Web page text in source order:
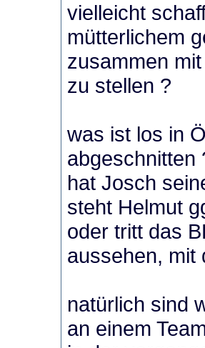
vielleicht
mütterlichem
zusammen
zu stellen ?
was ist los in
abgeschnitten
hat Josch
steht Helmut
oder tritt das
aussehen,
natürlich sind
an einem